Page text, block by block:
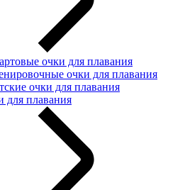
очки для плавания
очки для плавания
очки для плавания
для плавания